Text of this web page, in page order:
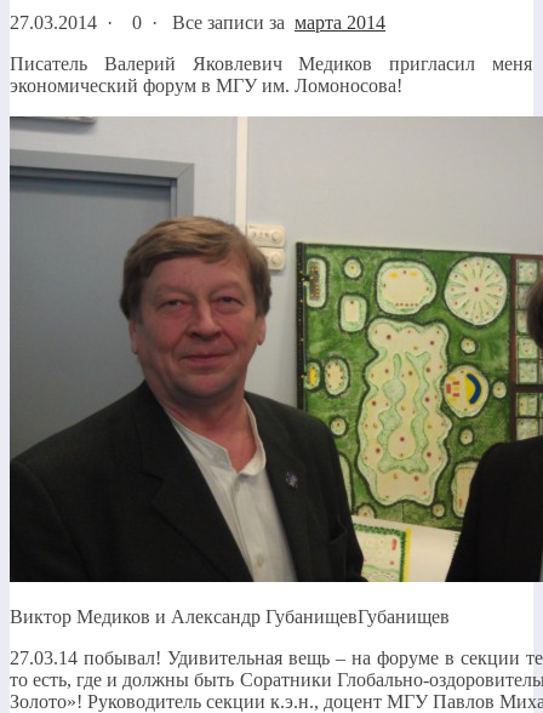
27.03.2014 · 0 · Все записи за марта 2014
Писатель Валерий Яковлевич Медиков пригласил
экономический форум в МГУ им. Ломоносова!
Виктор Медиков и Александр ГубанищевГубанищев
27.03.14 побывал! Удивительная вещь – на форуме в секции
то есть, где и должны быть Соратники Глобально-
Золото»! Руководитель секции к.э.н., доцент МГУ Павлов